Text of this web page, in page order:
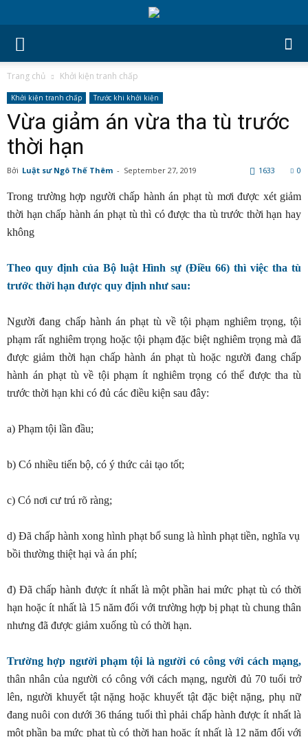
Trang chủ Khởi kiện tranh chấp
Khởi kiện tranh chấp Trước khi khởi kiện
Vừa giảm án vừa tha tù trước
thời hạn
Bởi Luật sư Ngô Thế Thêm - September 27, 2019 0
1633
Trong trường hợp người chấp hành án phạt tù mơi được xét giảm
thời hạn chấp hành án phạt tù thì có được tha tù trước thời hạn hay
không
Theo quy định của Bộ luật Hình sự (Điều 66) thì việc tha tù
trước thời hạn được quy định như sau:
Người đang chấp hành án phạt tù về tội phạm nghiêm trọng, tội
phạm rất nghiêm trọng hoặc tội phạm đặc biệt nghiêm trọng mà đã
được giảm thời hạn chấp hành án phạt tù hoặc người đang chấp
hành án phạt tù về tội phạm ít nghiêm trọng có thể được tha tù
trước thời hạn khi có đủ các điều kiện sau đây:
a) Phạm tội lần đầu;
b) Có nhiều tiến bộ, có ý thức cải tạo tốt;
c) Có nơi cư trú rõ ràng;
d) Đã chấp hành xong hình phạt bổ sung là hình phạt tiền, nghĩa vụ
bồi thường thiệt hại và án phí;
đ) Đã chấp hành được ít nhất là một phần hai mức phạt tù có thời
hạn hoặc ít nhất là 15 năm đối với trường hợp bị phạt tù chung thân
nhưng đã được giảm xuống tù có thời hạn.
Trường hợp người phạm tội là người có công với cách mạng,
thân nhân của người có công với cách mạng, người đủ 70 tuổi trở
lên, người khuyết tật nặng hoặc khuyết tật đặc biệt nặng, phụ nữ
đang nuôi con dưới 36 tháng tuổi thì phải chấp hành được ít nhất là
một phần ba mức phạt tù có thời hạn hoặc ít nhất là 12 năm đối với